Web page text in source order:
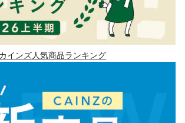
インズ人気商品ランキング